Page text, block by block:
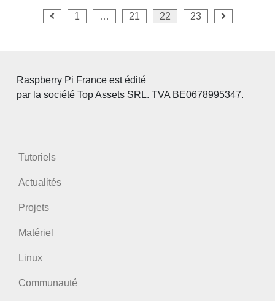
Pagination
1 … 21 22 23
Raspberry Pi France est édité
par la société Top Assets SRL. TVA BE0678995347.
Tutoriels
Actualités
Projets
Matériel
Linux
Communauté